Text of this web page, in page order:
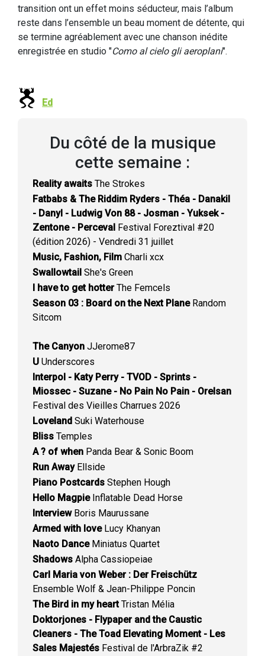
transition ont un effet moins séducteur, mais l’album
reste dans l’ensemble un beau moment de détente, qui
se termine agréablement avec une chanson inédite
enregistrée en studio "Como al cielo gli aeroplani".
Ed
Du côté de la musique
cette semaine :
Reality awaits The Strokes
Fatbabs & The Riddim Ryders - Théa - Danakil
- Danyl - Ludwig Von 88 - Josman - Yuksek -
Zentone - Perceval Festival Foreztival #20
(édition 2026) - Vendredi 31 juillet
Music, Fashion, Film Charli xcx
Swallowtail She's Green
I have to get hotterThe Femcels
Season 03 : Board on the Next PlaneRandom
Sitcom
The Canyon JJerome87
U Underscores
Interpol - Katy Perry - TVOD - Sprints -
Miossec - Suzane - No Pain No Pain - Orelsan
Festival des Vieilles Charrues 2026
Loveland Suki Waterhouse
Bliss Temples
A ? of when Panda Bear & Sonic Boom
Run AwayEllside
Piano Postcards Stephen Hough
Hello MagpieInflatable Dead Horse
InterviewBoris Maurussane
Armed with loveLucy Khanyan
Naoto DanceMiniatus Quartet
Shadows Alpha Cassiopeiae
Carl Maria von Weber : Der Freischütz
Ensemble Wolf & Jean-Philippe Poncin
The Bird in my heartTristan Mélia
Doktorjones - Flypaper and the Caustic
Cleaners - The Toad Elevating Moment - Les
Sales Majestés Festival de l'ArbraZik #2